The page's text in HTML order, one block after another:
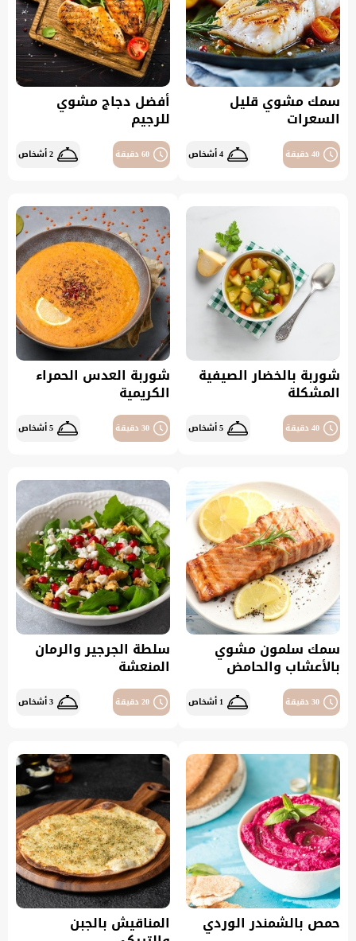
سمك مشوي قليل
السعرات
40 دقيقة 4 أشخاص
أفضل دجاج مشوي
للرجيم
60 دقيقة 2 أشخاص
شوربة بالخضار الصيفية
المشكلة
40 دقيقة 5 أشخاص
شوربة العدس الحمراء
الكريمية
30 دقيقة 5 أشخاص
سمك سلمون مشوي
بالأعشاب والحامض
30 دقيقة 1 أشخاص
سلطة الجرجير والرمان
المنعشة
20 دقيقة 3 أشخاص
حمص بالشمندر الوردي المناقيش بالجبن